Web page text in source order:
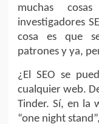
muchas
investigadores
cosa es que
patrones y ya,
¿El SEO se
cualquier web.
Tinder. Sí, en la
“one night stand”,